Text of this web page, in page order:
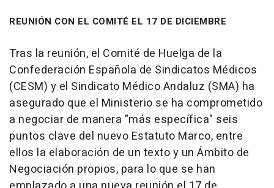
REUNIÓN CON EL COMITÉ EL 17 DE DICIEMBRE
Tras la reunión, el Comité de Huelga de la
Confederación Española de Sindicatos Médicos
(CESM) y el Sindicato Médico Andaluz (SMA) ha
asegurado que el Ministerio se ha comprometido
a negociar de manera "más específica" seis
puntos clave del nuevo Estatuto Marco, entre
ellos la elaboración de un texto y un Ámbito de
Negociación propios, para lo que se han